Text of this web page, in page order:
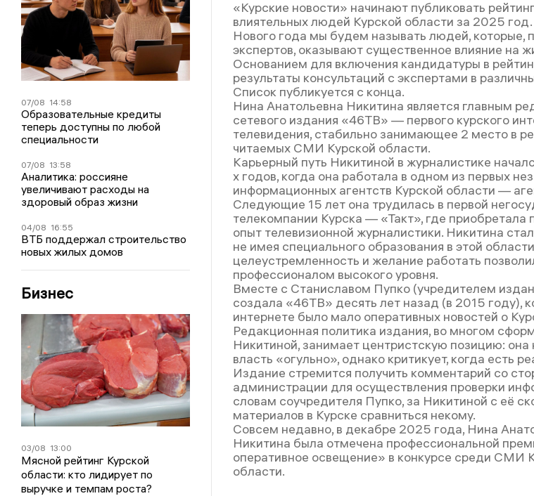
07/08 14:58
Образовательные кредиты
теперь доступны по любой
специальности
07/08 13:58
Аналитика: россияне
увеличивают расходы на
здоровый образ жизни
04/08 16:55
ВТБ поддержал строительство
новых жилых домов
Бизнес
03/08 13:00
Мясной рейтинг Курской
области: кто лидирует по
выручке и темпам роста?
«Курские новости» начинают публиковать
влиятельных людей Курской области за 2025
Нового года мы будем называть людей, которые,
экспертов, оказывают существенное влияние на
Основанием для включения кандидатуры в
результаты консультаций с экспертами в
Список публикуется с конца.
Нина Анатольевна Никитина является главным
сетевого издания «46ТВ» — первого курского
телевидения, стабильно занимающее 2 место в
читаемых СМИ Курской области.
Карьерный путь Никитиной в журналистике
х годов, когда она работала в одном из первых
информационных агентств Курской области —
Следующие 15 лет она трудилась в первой
телекомпании Курска — «Такт», где приобретала
опыт телевизионной журналистики. Никитина
не имея специального образования в этой
целеустремленность и желание работать
профессионалом высокого уровня.
Вместе с Станиславом Пупко (учредителем
создала «46ТВ» десять лет назад (в 2015 году),
интернете было мало оперативных новостей о
Редакционная политика издания, во многом
Никитиной, занимает центристскую позицию: она
власть «огульно», однако критикует, когда есть
Издание стремится получить комментарий со
администрации для осуществления проверки
словам соучредителя Пупко, за Никитиной с её
материалов в Курске сравниться некому.
Совсем недавно, в декабре 2025 года, Нина
Никитина была отмечена профессиональной
оперативное освещение» в конкурсе среди СМИ
области.